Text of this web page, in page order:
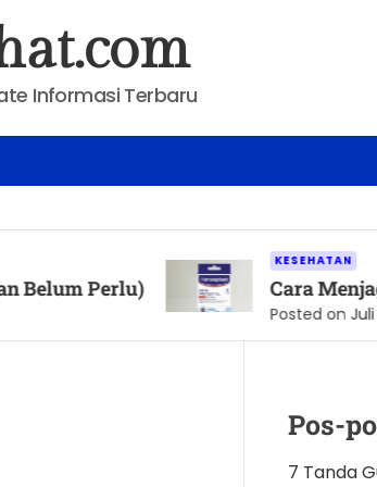
Informasi Terbaru
Perlu)
KESEHATAN
Cara Menjaga
Posted onJuli 8, 2026
Pos-
7 Tanda